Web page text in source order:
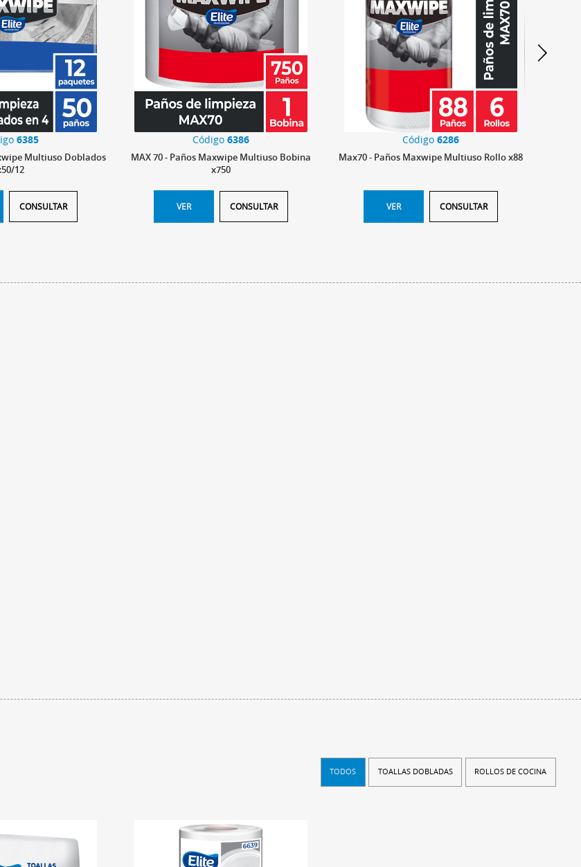
6385
Multiuso Doblados
12
CONSULTAR
Código 6386
MAX 70 - Paños Maxwipe Multiuso Bobina
x750
VER CONSULTAR
Código6286
Max70 - Paños Maxwipe Multiuso Rollo x88
VER CONSULTAR
TODOS TOALLAS DOBLADAS ROLLOS DE COCINA